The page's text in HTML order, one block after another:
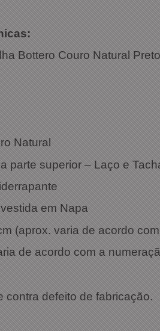
Bottero Couro Natural Preto
Natural
parte superior – Laço e
em Napa
(aprox. varia de acordo
de acordo com a
contra defeito de fabricação.